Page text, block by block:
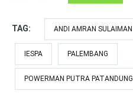
TAG: ANDI AMRAN SULAIMAN
IESPA PALEMBANG
POWERMAN PUTRA PATANDUNG